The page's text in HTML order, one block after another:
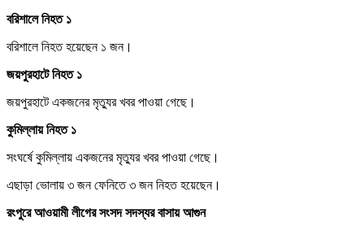
বরিশালে নিহত ১
বরিশালে নিহত হয়েছেন ১ জন।
জয়পুরহাটে নিহত ১
জয়পুরহাটে একজনের মৃত্যুর খবর পাওয়া গেছে।
কুমিল্লায় নিহত ১
সংঘর্ষে কুমিল্লায় একজনের মৃত্যুর খবর পাওয়া গেছে।
এছাড়া ভোলায় ৩ জন ফেনিতে ৩ জন নিহত হয়েছেন।
রংপুরে আওয়ামী লীগের সংসদ সদস্যর বাসায় আগুন